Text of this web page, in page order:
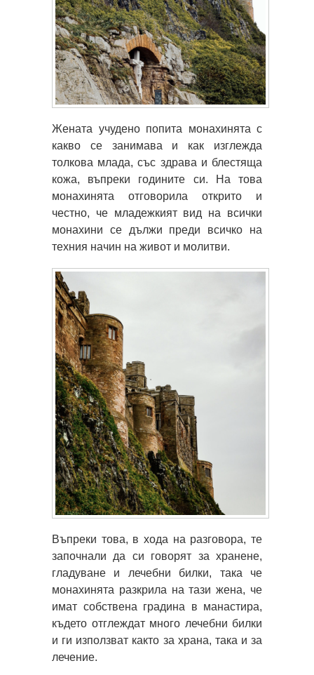
Жената учудено попита монахинята с
какво се занимава и как изглежда
толкова млада, със здрава и блестяща
кожа, въпреки годините си. На това
монахинята отговорила открито и
честно, че младежкият вид на всички
монахини се дължи преди всичко на
техния начин на живот и молитви.
Въпреки това, в хода на разговора, те
започнали да си говорят за хранене,
гладуване и лечебни билки, така че
монахинята разкрила на тази жена, че
имат собствена градина в манастира,
където отглеждат много лечебни билки
и ги използват както за храна, така и за
лечение.